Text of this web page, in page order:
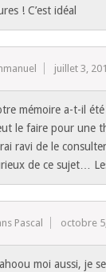
! C’est idéal
juillet 3,
mémoire a-t-il
le faire pour une
ravi de le
de ce sujet…
Pascal octobre
moi aussi, je